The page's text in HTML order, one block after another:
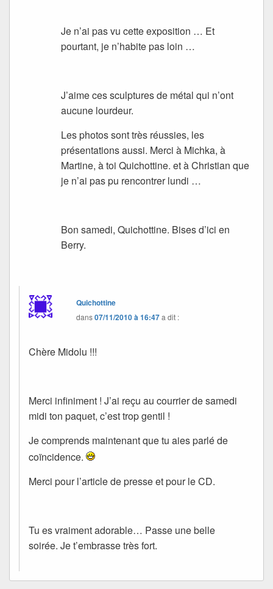
Je n’ai pas vu cette exposition … Et
pourtant, je n’habite pas loin …
J’aime ces sculptures de métal qui n’ont
aucune lourdeur.
Les photos sont très réussies, les
présentations aussi. Merci à Michka, à
Martine, à toi Quichottine. et à Christian que
je n’ai pas pu rencontrer lundi …
Bon samedi, Quichottine. Bises d’ici en
Berry.
Quichottine
dans07/11/2010 à 16:47a dit :
Chère Midolu !!!
Merci infiniment ! J’ai reçu au courrier de samedi
midi ton paquet, c’est trop gentil !
Je comprends maintenant que tu aies parlé de
coïncidence.
Merci pour l’article de presse et pour le CD.
Tu es vraiment adorable… Passe une belle
soirée. Je t’embrasse très fort.